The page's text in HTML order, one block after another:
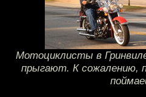
Мотоциклисты в
прыгают. К сожалению,